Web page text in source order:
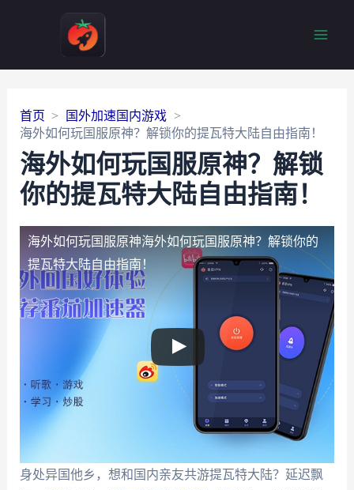
首页
国外加速国内游戏
海外如何玩国服原神？解锁你的提瓦特大陆自由指南！
海外如何玩国服原神？解锁
你的提瓦特大陆自由指南！
海外如何玩国服原神海外如何玩国服原神？解锁你的
提瓦特大陆自由指南！
身处异国他乡，想和国内亲友共游提瓦特大陆？延迟飘